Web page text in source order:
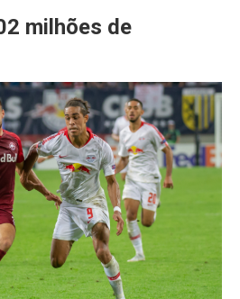
milhões de